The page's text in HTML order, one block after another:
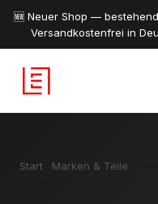
🆕 Neuer Shop —
Versandkostenfrei in
Start Marken & Teile